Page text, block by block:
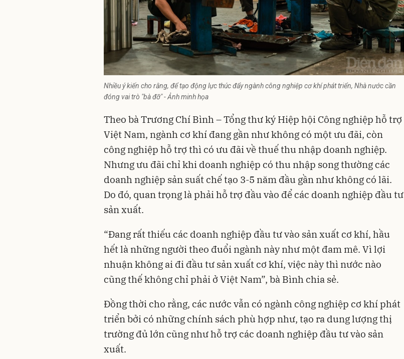
Nhiều ý kiến cho rằng, để tạo động lực thúc đẩy ngành công nghiệp cơ khí phát triển, Nhà nước cần
đóng vai trò "bà đỡ" - Ảnh minh họa
Theo bà Trương Chí Bình – Tổng thư ký Hiệp hội Công nghiệp hỗ trợ
Việt Nam, ngành cơ khí đang gần như không có một ưu đãi, còn
công nghiệp hỗ trợ thì có ưu đãi về thuế thu nhập doanh nghiệp.
Nhưng ưu đãi chỉ khi doanh nghiệp có thu nhập song thường các
doanh nghiệp sản suất chế tạo 3-5 năm đầu gần như không có lãi.
Do đó, quan trọng là phải hỗ trợ đầu vào để các doanh nghiệp đầu tư
sản xuất.
“Đang rất thiếu các doanh nghiệp đầu tư vào sản xuất cơ khí, hầu
hết là những người theo đuổi ngành này như một đam mê. Vì lợi
nhuận không ai đi đầu tư sản xuất cơ khí, việc này thì nước nào
cũng thế không chỉ phải ở Việt Nam”, bà Bình chia sẻ.
Đồng thời cho rằng, các nước vẫn có ngành công nghiệp cơ khí phát
triển bởi có những chính sách phù hợp như, tạo ra dung lượng thị
trường đủ lớn cũng như hỗ trợ các doanh nghiệp đầu tư vào sản
xuất.